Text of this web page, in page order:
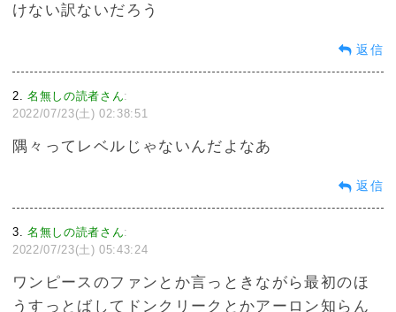
けない訳ないだろう
返信
2 名無しの読者さん:
2022/07/23(土) 02:38:51
隅々ってレベルじゃないんだよなあ
返信
3 名無しの読者さん:
2022/07/23(土) 05:43:24
ワンピースのファンとか言っときながら最初のほ
うすっとばしてドンクリークとかアーロン知らん